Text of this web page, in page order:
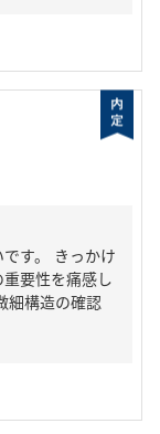
す。 きっかけ
要性を痛感し
細構造の確認